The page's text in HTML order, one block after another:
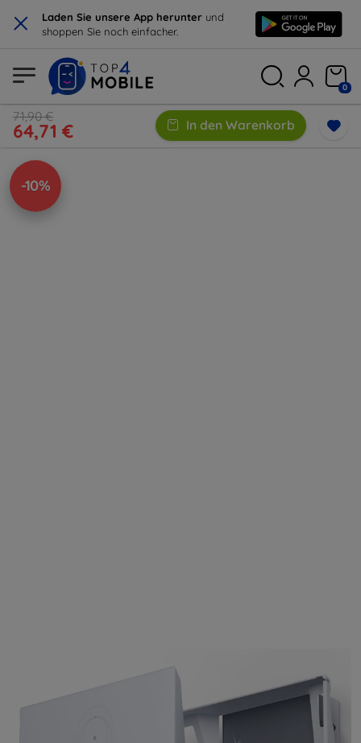
× Laden Sie unsere App herunter und
shoppen Sie noch einfacher.
0
71,90 €
64,71 € In den Warenkorb
-10%